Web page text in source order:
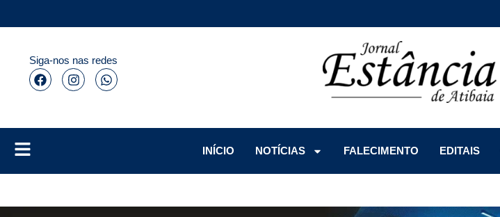
Siga-nos nas redes
INÍCIO
NOTÍCIAS FALECIMENTO EDITAIS